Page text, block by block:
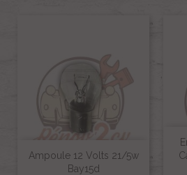
Ampoule 12 Volts 21/5w
Bay15d